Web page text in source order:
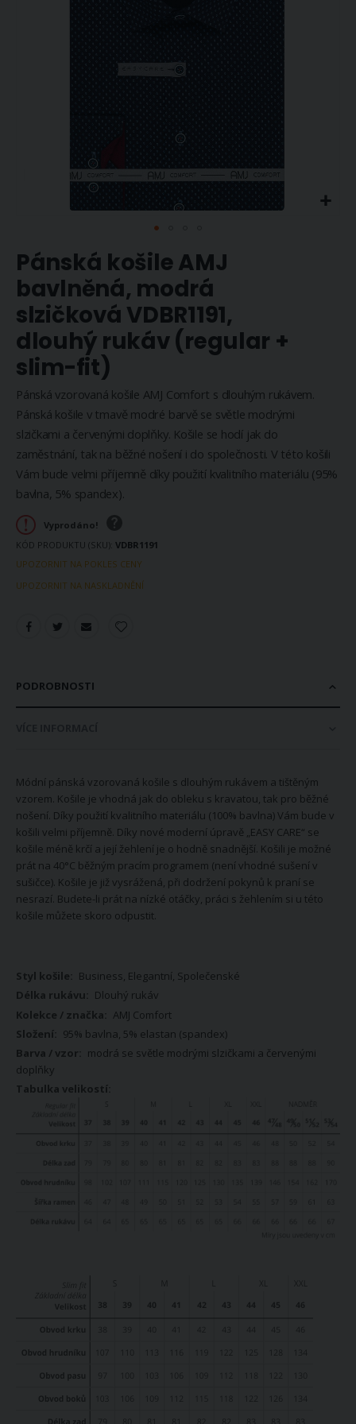
na
začátek
galerie
s
obrázky
Pánská košile AMJ
bavlněná, modrá
slzičková VDBR1191,
dlouhý rukáv (regular +
slim-fit)
Pánská vzorovaná košile AMJ Comfort s dlouhým rukávem.
Pánská košile v tmavě modré barvě se světle modrými
slzičkami a červenými doplňky. Košile se hodí jak do
zaměstnání, tak na běžné nošení i do společnosti. V této košili
Vám bude velmi příjemně díky použití kvalitního materiálu (95%
bavlna, 5% spandex).
Vyprodáno!
KÓD PRODUKTU (SKU) VDBR1191
UPOZORNIT NA POKLES CENY
UPOZORNIT NA NASKLADNĚNÍ
PODROBNOSTI
Módní pánská vzorovaná košile s dlouhým rukávem a tištěným
vzorem. Košile je vhodná jak do obleku s kravatou, tak pro běžné
nošení. Díky použití kvalitního materiálu (100% bavlna) Vám bude v
košili velmi příjemně. Díky nové moderní úpravě „EASY CARE“ se
košile méně krčí a její žehlení je o hodně snadnější. Košili je možné
prát na 40°C běžným pracím programem (není vhodné sušení v
sušičce). Košile je již vysrážená, při dodržení pokynů k praní se
nesrazí. Budete-li prát na nízké otáčky, práci s žehlením si u této
košile můžete skoro odpustit.
Více
informací
Business, Elegantní, Společenské
Dlouhý rukáv
AMJ Comfort
95% bavlna, 5% elastan (spandex)
modrá se světle modrými slzičkami a červenými
doplňky